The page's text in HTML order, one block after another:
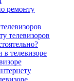
ремонту
телевизоров
в телевизоре